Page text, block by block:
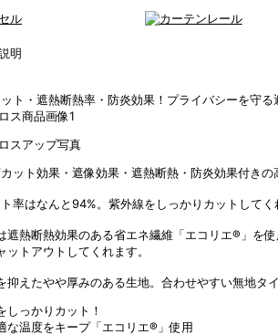
ト・遮熱断熱率・防炎効果！プライバシーを守
ット効果・遮像効果・遮熱断熱・防炎効果付きの
率はなんと94%。紫外線をしっかりカットして
遮熱断熱効果のある省エネ繊維「エコリエ®」を
ットアウトしてくれます。
抑えたやや厚みのある生地。合わせやすい無地タイ
しっかりカット！
な温度をキープ「エコリエ®」使用